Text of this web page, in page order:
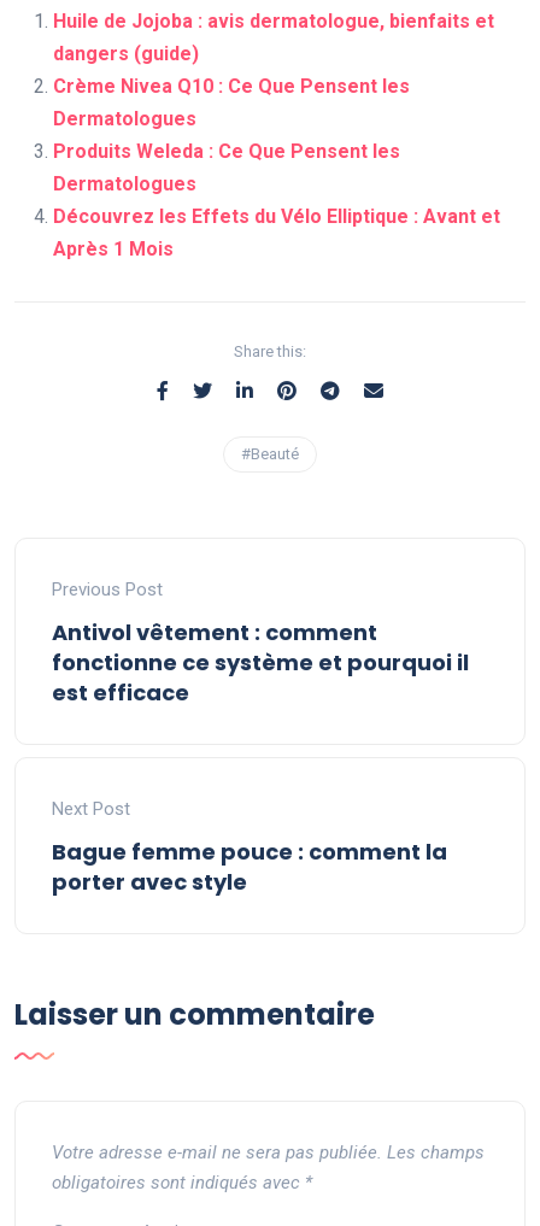
Huile de Jojoba : avis dermatologue, bienfaits et
dangers (guide)
Crème Nivea Q10 : Ce Que Pensent les
Dermatologues
Produits Weleda : Ce Que Pensent les
Dermatologues
Découvrez les Effets du Vélo Elliptique : Avant et
Après 1 Mois
Share this:
#Beauté
Previous Post
Antivol vêtement : comment
fonctionne ce système et pourquoi il
est efficace
Next Post
Bague femme pouce : comment la
porter avec style
Laisser un commentaire
Votre adresse e-mail ne sera pas publiée. Les champs
obligatoires sont indiqués avec *